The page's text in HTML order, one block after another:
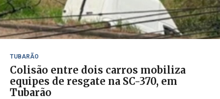
TUBARÃO
Colisão entre dois carros mobiliza
equipes de resgate na SC-370, em
Tubarão